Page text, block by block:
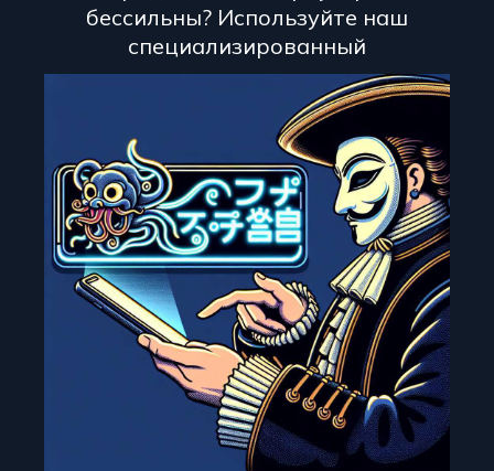
бессильны? Используйте наш
специализированный